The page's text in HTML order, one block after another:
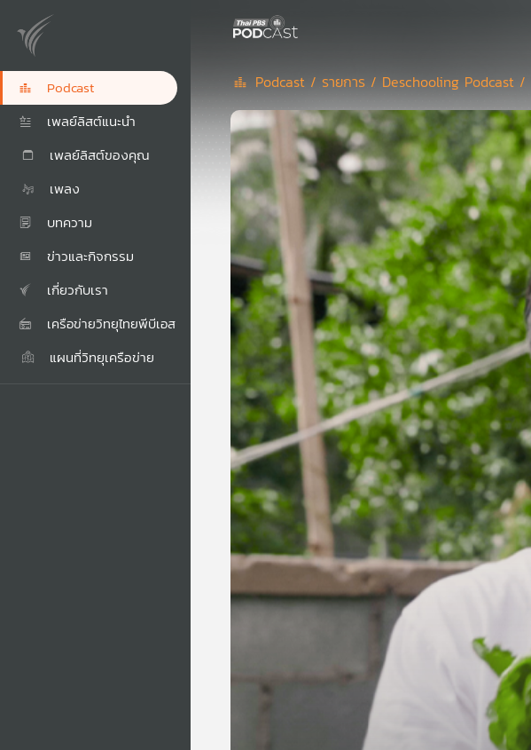
Podcast
เพลย์ลิสต์แนะนำ
เพลย์ลิสต์ของคุณ
เพลง
บทความ
ข่าวและกิจกรรม
เกี่ยวกับเรา
เครือข่ายวิทยุไทยพีบีเอส
แผนที่วิทยุเครือข่าย
Podcast / รายการ / Deschooling Podcast /